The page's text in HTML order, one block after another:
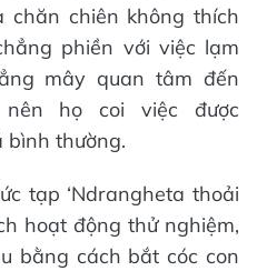
chiên không thích
phiền với việc lạm
mây quan tâm đến
họ coi việc được
bình thường.
tạp ‘Ndrangheta thoải
hoạt động thử nghiệm,
bằng cách bắt cóc con